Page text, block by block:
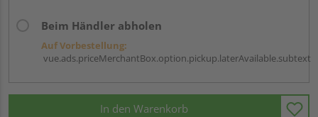
Beim Händler abholen
Auf Vorbestellung:
vue.ads.priceMerchantBox.option.pickup.laterAvailable.subtext
In den Warenkorb